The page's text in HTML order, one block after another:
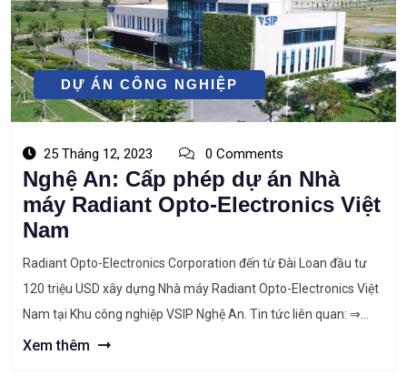
DỰ ÁN CÔNG NGHIỆP
25 Tháng 12, 2023 0 Comments
Nghệ An: Cấp phép dự án Nhà
máy Radiant Opto-Electronics Việt
Nam
Radiant Opto-Electronics Corporation đến từ Đài Loan đầu tư
120 triệu USD xây dựng Nhà máy Radiant Opto-Electronics Việt
Nam tại Khu công nghiệp VSIP Nghệ An. Tin tức liên quan: ⇒
Nghệ An: Khởi công Nhà máy sản xuất giày, gia công các sản
Xem thêm